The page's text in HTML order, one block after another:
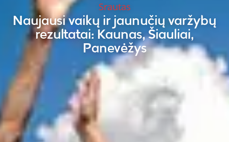
Srautas
Naujausi vaikų ir jaunučių varžybų
rezultatai: Kaunas, Šiauliai,
Panevėžys